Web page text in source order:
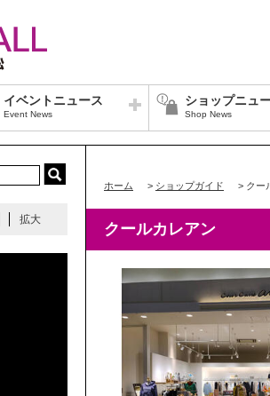
イベントニュース
Event News
ショップニュ
Shop News
ホーム > ショップガイド > クー
クールカレアン
拡大